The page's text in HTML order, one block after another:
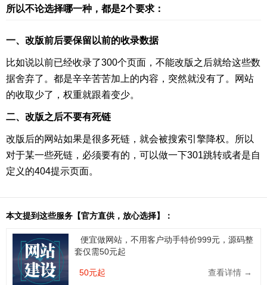
所以不论选择哪一种，都是2个要求：
一、改版前后要保留以前的收录数据
比如说以前已经收录了300个页面，不能改版之后就给这些数
据舍弃了。都是辛辛苦苦加上的内容，突然就没有了。网站
的收取少了，权重就跟着变少。
二、改版之后不要有死链
改版后的网站如果是很多死链，就会被搜索引擎降权。所以
对于某一些死链，必须要有的，可以做一下301跳转或者是自
定义的404提示页面。
本文提到这些服务【官方直供，放心选择】：
便宜做网站，不用客户动手特价999元，源码整
套仅需50元起
50元起 查看详情 →